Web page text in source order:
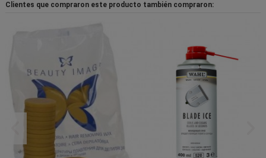
Clientes que compraron este producto también compraron: